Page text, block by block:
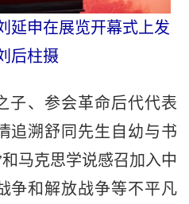
延申在展览开幕式上发
后柱摄
子、参会革命后代代表
追溯舒同先生自幼与书
马克思学说感召加入中
争和解放战争等不平凡